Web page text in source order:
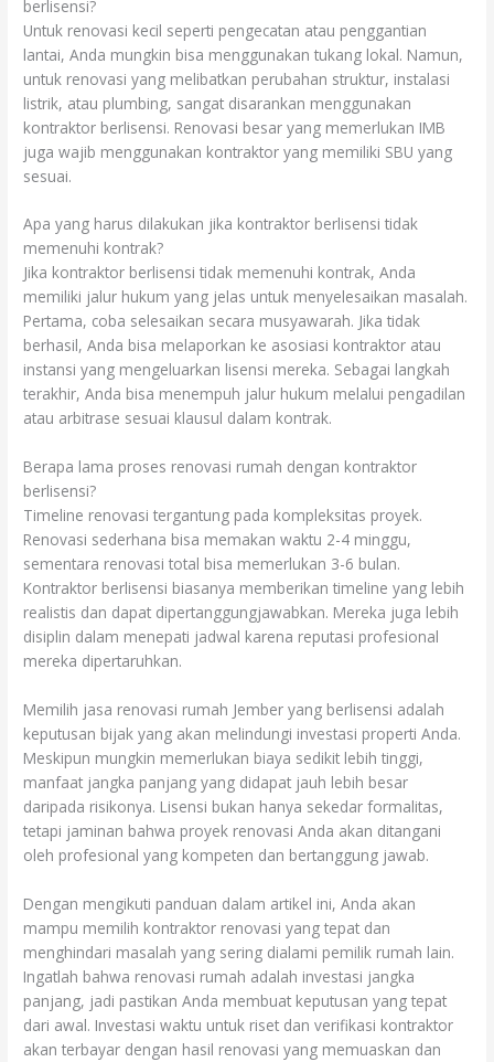
berlisensi?
Untuk renovasi kecil seperti pengecatan atau penggantian
lantai, Anda mungkin bisa menggunakan tukang lokal. Namun,
untuk renovasi yang melibatkan perubahan struktur, instalasi
listrik, atau plumbing, sangat disarankan menggunakan
kontraktor berlisensi. Renovasi besar yang memerlukan IMB
juga wajib menggunakan kontraktor yang memiliki SBU yang
sesuai.
Apa yang harus dilakukan jika kontraktor berlisensi tidak
memenuhi kontrak?
Jika kontraktor berlisensi tidak memenuhi kontrak, Anda
memiliki jalur hukum yang jelas untuk menyelesaikan masalah.
Pertama, coba selesaikan secara musyawarah. Jika tidak
berhasil, Anda bisa melaporkan ke asosiasi kontraktor atau
instansi yang mengeluarkan lisensi mereka. Sebagai langkah
terakhir, Anda bisa menempuh jalur hukum melalui pengadilan
atau arbitrase sesuai klausul dalam kontrak.
Berapa lama proses renovasi rumah dengan kontraktor
berlisensi?
Timeline renovasi tergantung pada kompleksitas proyek.
Renovasi sederhana bisa memakan waktu 2-4 minggu,
sementara renovasi total bisa memerlukan 3-6 bulan.
Kontraktor berlisensi biasanya memberikan timeline yang lebih
realistis dan dapat dipertanggungjawabkan. Mereka juga lebih
disiplin dalam menepati jadwal karena reputasi profesional
mereka dipertaruhkan.
Memilih jasa renovasi rumah Jember yang berlisensi adalah
keputusan bijak yang akan melindungi investasi properti Anda.
Meskipun mungkin memerlukan biaya sedikit lebih tinggi,
manfaat jangka panjang yang didapat jauh lebih besar
daripada risikonya. Lisensi bukan hanya sekedar formalitas,
tetapi jaminan bahwa proyek renovasi Anda akan ditangani
oleh profesional yang kompeten dan bertanggung jawab.
Dengan mengikuti panduan dalam artikel ini, Anda akan
mampu memilih kontraktor renovasi yang tepat dan
menghindari masalah yang sering dialami pemilik rumah lain.
Ingatlah bahwa renovasi rumah adalah investasi jangka
panjang, jadi pastikan Anda membuat keputusan yang tepat
dari awal. Investasi waktu untuk riset dan verifikasi kontraktor
akan terbayar dengan hasil renovasi yang memuaskan dan